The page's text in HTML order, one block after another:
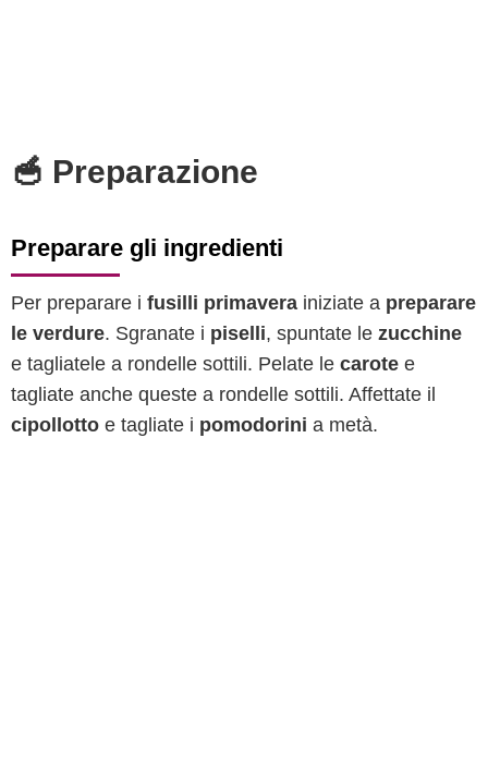
🥣 Preparazione
Preparare gli ingredienti
Per preparare i fusilli primavera iniziate a preparare
le verdure. Sgranate i piselli, spuntate le zucchine
e tagliatele a rondelle sottili. Pelate le carote e
tagliate anche queste a rondelle sottili. Affettate il
cipollotto e tagliate i pomodorini a metà.